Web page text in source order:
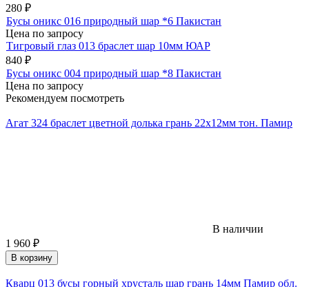
280 ₽
Бусы оникс 016 природный шар *6 Пакистан
Цена по запросу
Тигровый глаз 013 браслет шар 10мм ЮАР
840 ₽
Бусы оникс 004 природный шар *8 Пакистан
Цена по запросу
Рекомендуем посмотреть
Агат 324 браслет цветной долька грань 22х12мм тон. Памир
В наличии
1 960 ₽
В корзину
Кварц 013 бусы горный хрусталь шар грань 14мм Памир обл.